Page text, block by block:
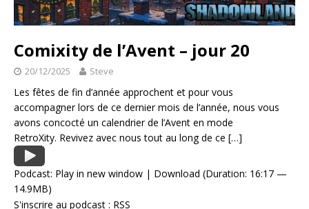
Comixity de l’Avent – jour 20
20/12/2025 Steve
Les fêtes de fin d’année approchent et pour vous
accompagner lors de ce dernier mois de l’année, nous vous
avons concocté un calendrier de l’Avent en mode
RetroXity. Revivez avec nous tout au long de ce […]
Podcast: Play in new window | Download (Duration: 16:17 —
14.9MB)
S'inscrire au podcast : RSS